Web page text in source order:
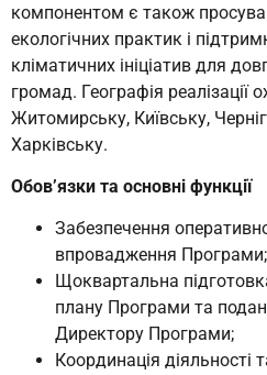
компонентом є також
екологічних практик і
кліматичних ініціатив для
громад. Географія реалізації
Житомирську, Київську,
Харківську.
Обов’язки та основні функції
Забезпечення
впровадження Програми;
Щоквартальна
плану Програми та
Директору Програми;
Координація діяльності